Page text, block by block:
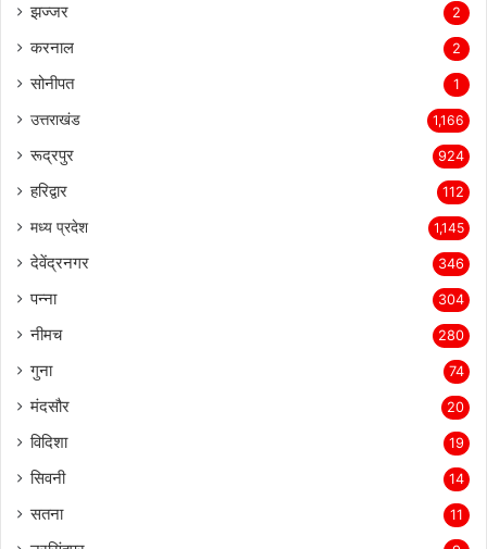
झज्जर 2
करनाल 2
सोनीपत 1
उत्तराखंड 1,166
रूद्रपुर 924
हरिद्वार 112
मध्य प्रदेश 1,145
देवेंद्रनगर 346
पन्ना 304
नीमच 280
गुना 74
मंदसौर 20
विदिशा 19
सिवनी 14
सतना 11